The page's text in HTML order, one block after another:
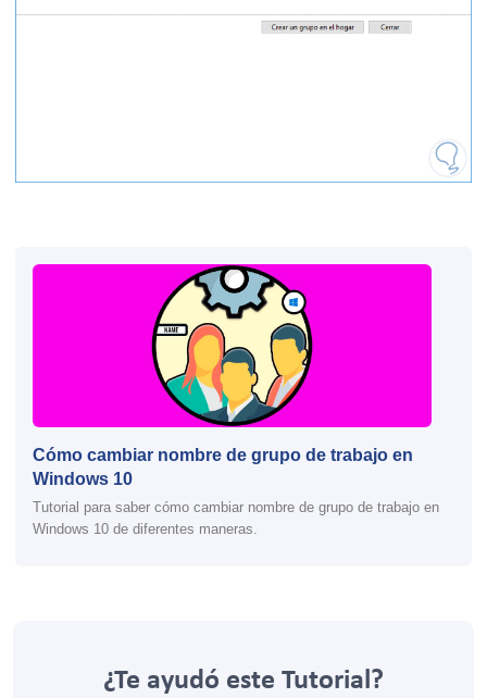
Cómo cambiar nombre de grupo de trabajo en
Windows 10
Tutorial para saber cómo cambiar nombre de grupo de trabajo en
Windows 10 de diferentes maneras.
¿Te ayudó este Tutorial?